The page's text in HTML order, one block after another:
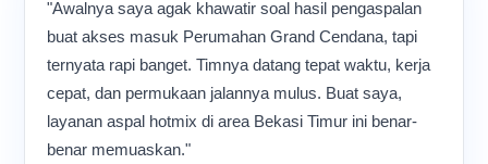
"Awalnya saya agak khawatir soal hasil pengaspalan
buat akses masuk Perumahan Grand Cendana, tapi
ternyata rapi banget. Timnya datang tepat waktu, kerja
cepat, dan permukaan jalannya mulus. Buat saya,
layanan aspal hotmix di area Bekasi Timur ini benar-
benar memuaskan."